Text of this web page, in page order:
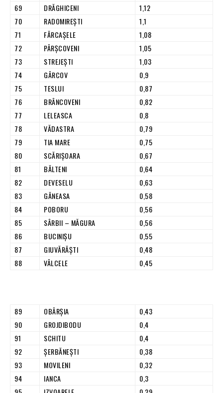
69
DRĂGHICENI
1,12
70
RADOMIREŞTI
1,1
71
FĂRCAŞELE
1,08
72
PÂRŞCOVENI
1,05
73
STREJEŞTI
1,03
74
GÂRCOV
0,9
75
TESLUI
0,87
76
BRÂNCOVENI
0,82
77
LELEASCA
0,8
78
VĂDASTRA
0,79
79
TIA MARE
0,75
80
SCĂRIŞOARA
0,67
81
BĂLTENI
0,64
82
DEVESELU
0,63
83
GĂNEASA
0,58
84
POBORU
0,56
85
SÂRBII – MĂGURA
0,56
86
BUCINIŞU
0,55
87
GIUVĂRĂŞTI
0,48
88
VÂLCELE 0,45
89 OBÂRŞIA
0,43
90
GROJDIBODU
0,4
91
SCHITU
0,4
92
ŞERBĂNEŞTI
0,38
93
MOVILENI
0,32
94
IANCA
0,3